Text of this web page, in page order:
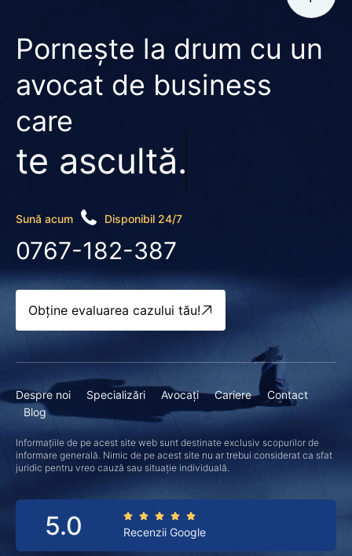
Pornește la drum cu un
avocat de business
care
te ascultă.
Sună acum Disponibil 24/7
0767-182-387
Obține evaluarea cazului tău!
Despre noi Specializări Avocați Cariere
Contact
Blog
Informațiile de pe acest site web sunt destinate exclusiv scopurilor de
informare generală. Nimic de pe acest site nu ar trebui considerat ca sfat
juridic pentru vreo cauză sau situație individuală.
5.0 Recenzii Google